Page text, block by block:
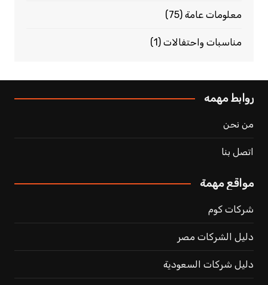
معلومات عامة(75)
مناسبات واحتفالات(1)
روابط مهمه
من نحن
اتصل بنا
مواقع مهمة
شركات كوم
دليل الشركات مصر
دليل شركات السعودية